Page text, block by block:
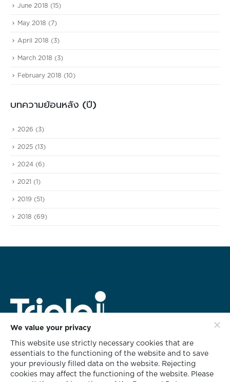
June 2018 (15)
May 2018 (7)
April 2018 (3)
March 2018 (3)
February 2018 (10)
บทความย้อนหลัง (ปี)
2026 (3)
2025 (13)
2024 (6)
2021 (1)
2019 (51)
2018 (69)
HEAD OFFICE ADDRESS
628 Triple i Building 3 rd Floor,
Soi KlabChom, Nonsee Road,
We value your privacy
This website use strictly necessary cookies that are
essentials to the functioning of the website and to save
your previously filled data on the website. Rejecting
cookies may affect the functioning of the website. Please